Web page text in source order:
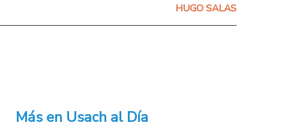
HUGO SALAS
Más en Usach al Día